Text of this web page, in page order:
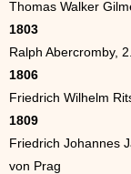
Thomas Walker
1803
Ralph Abercromby,
1806
Friedrich Wilhelm
1809
Friedrich Johannes
von Prag